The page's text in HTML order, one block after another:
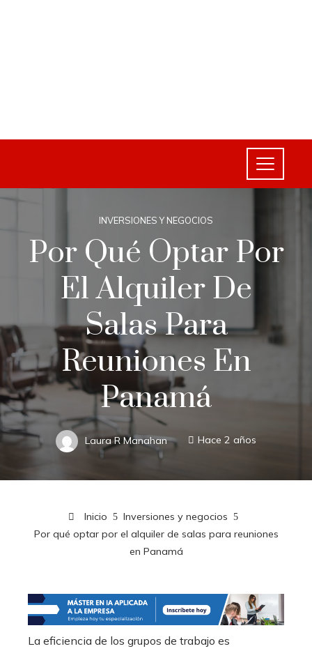
INVERSIONES Y NEGOCIOS
Por Qué Optar Por
El Alquiler De
Salas Para
Reuniones En
Panamá
Laura R Manahan Hace 2 años
Inicio
Inversiones y negocios
Por qué optar por el alquiler de salas para reuniones
en Panamá
La eficiencia de los grupos de trabajo es